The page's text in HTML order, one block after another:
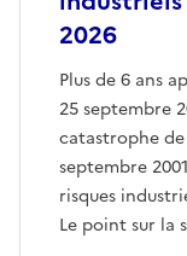
2026
Plus de 6 ans
25 septembre
catastrophe de
septembre
risques
Le point sur la